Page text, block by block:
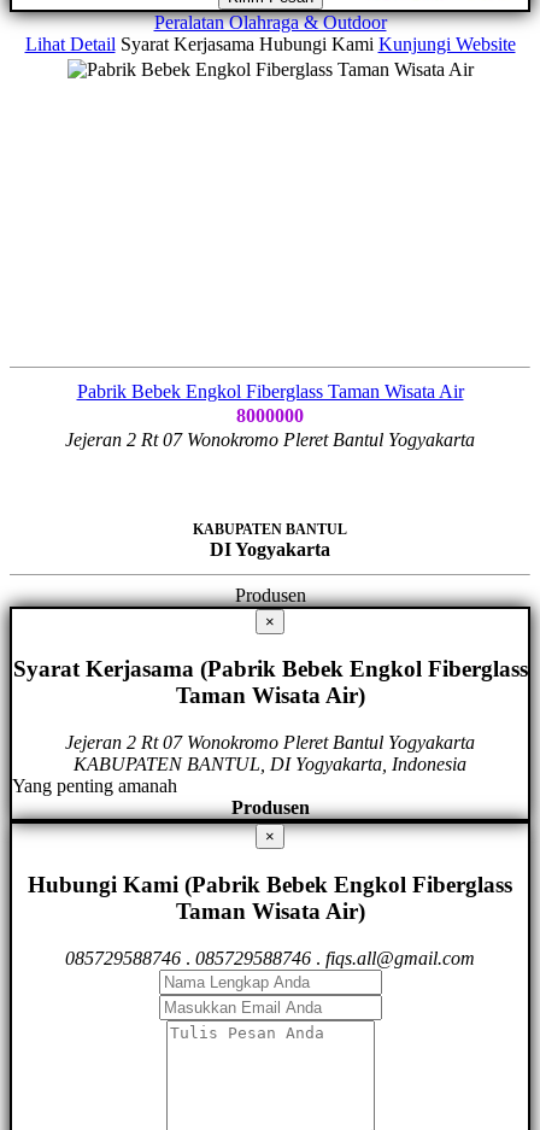
Peralatan Olahraga & Outdoor
Lihat Detail Syarat Kerjasama Hubungi Kami Kunjungi Website
Pabrik Bebek Engkol Fiberglass Taman Wisata Air
8000000
Jejeran 2 Rt 07 Wonokromo Pleret Bantul Yogyakarta
KABUPATEN BANTUL
DI Yogyakarta
Produsen
×
Syarat Kerjasama (Pabrik Bebek Engkol Fiberglass
Taman Wisata Air)
Jejeran 2 Rt 07 Wonokromo Pleret Bantul Yogyakarta
KABUPATEN BANTUL, DI Yogyakarta, Indonesia
Yang penting amanah
Produsen
×
Hubungi Kami (Pabrik Bebek Engkol Fiberglass
Taman Wisata Air)
085729588746 . 085729588746 . fiqs.all@gmail.com